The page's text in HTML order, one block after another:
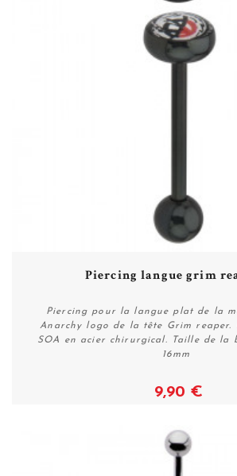
Piercing langue grim
Piercing pour la langue plat de la
Anarchy logo de la tête Grim reaper.
SOA en acier chirurgical. Taille de la
16mm
9,90 €